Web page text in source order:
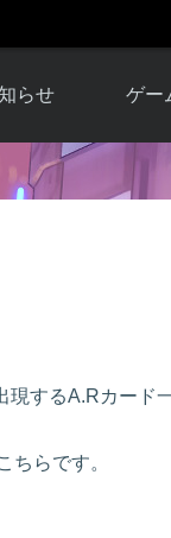
らせ
らせ一覧
ゲー
ソウ
アッ
現するA.Rカード
ちらです。